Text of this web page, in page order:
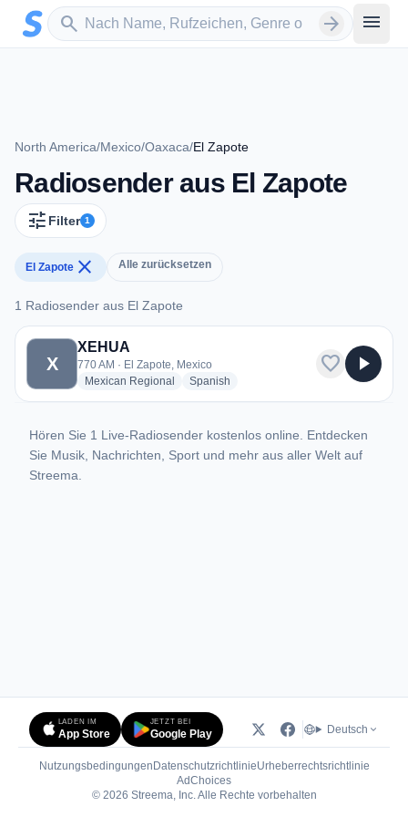
Zum Hauptinhalt springen
search
Sender suchen arrow_forward menu
North America/Mexico/Oaxaca/El Zapote
Radiosender aus El Zapote
tune Filter 1
El Zapote close Alle zurücksetzen
1 Radiosender aus El Zapote
1 Radiosender aus El Zapote
X
XEHUA
770 AM · El Zapote, Mexico
Mexican Regional
radio stations
Spanish
favorite play_arrow
Hören Sie 1 Live-Radiosender kostenlos online. Entdecken
Sie Musik, Nachrichten, Sport und mehr aus aller Welt auf
Streema.
LADEN IM
App Store
JETZT BEI
Google Play Deutsch
Nutzungsbedingungen DatenschutzrichtlinieUrheberrechtsrichtlinie
AdChoices(öffnet in neuem Tab)
© 2026 Streema, Inc. Alle Rechte vorbehalten